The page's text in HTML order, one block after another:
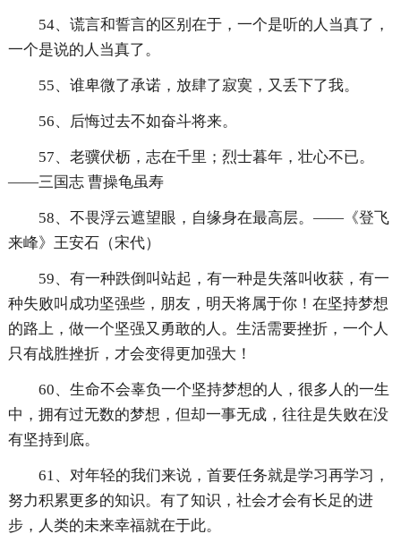
54、谎言和誓言的区别在于，一个是听的人当真了，
一个是说的人当真了。
55、谁卑微了承诺，放肆了寂寞，又丢下了我。
56、后悔过去不如奋斗将来。
57、老骥伏枥，志在千里；烈士暮年，壮心不已。
——三国志 曹操龟虽寿
58、不畏浮云遮望眼，自缘身在最高层。——《登飞
来峰》王安石（宋代）
59、有一种跌倒叫站起，有一种是失落叫收获，有一
种失败叫成功坚强些，朋友，明天将属于你！在坚持梦想
的路上，做一个坚强又勇敢的人。生活需要挫折，一个人
只有战胜挫折，才会变得更加强大！
60、生命不会辜负一个坚持梦想的人，很多人的一生
中，拥有过无数的梦想，但却一事无成，往往是失败在没
有坚持到底。
61、对年轻的我们来说，首要任务就是学习再学习，
努力积累更多的知识。有了知识，社会才会有长足的进
步，人类的未来幸福就在于此。